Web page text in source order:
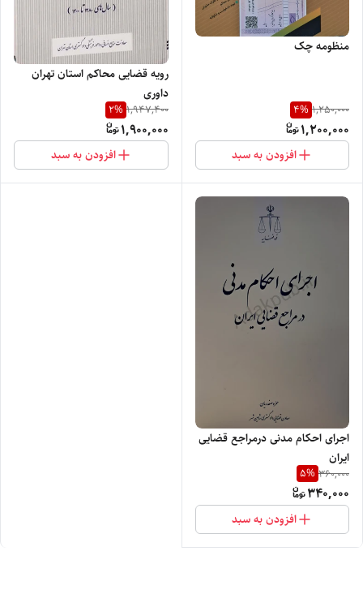
منظومه چک
1,250,000
4%
1,200,000
افزودن به سبد
رویه قضایی محاکم استان تهران
داوری
1,947,400
2%
1,900,000
افزودن به سبد
اجرای احکام مدنی در‌مراجع قضایی
ایران
360,000
5%
340,000
افزودن به سبد